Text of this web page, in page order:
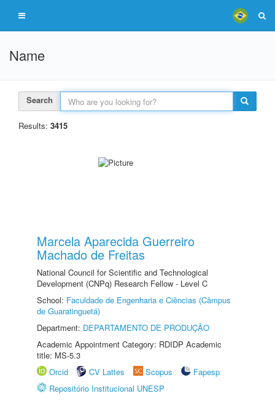
Name
Search
Results: 3415
Marcela Aparecida Guerreiro
Machado de Freitas
National Council for Scientific and Technological
Development (CNPq) Research Fellow - Level C
School: Faculdade de Engenharia e Ciências (Câmpus
de Guaratinguetá)
Department: DEPARTAMENTO DE PRODUÇÃO
Academic Appointment Category: RDIDP Academic
title: MS-5.3
Orcid
CV Lattes Scopus
Fapesp
Repositório Institucional UNESP